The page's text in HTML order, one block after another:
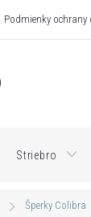
Podmienky
Striebro
Šperky Colibra